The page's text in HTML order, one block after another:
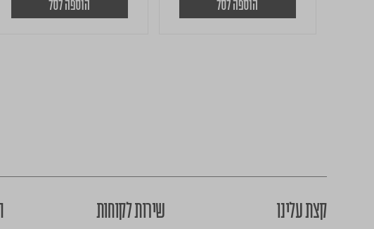
הוספה לסל הוספה לסל
קצת עלינו שירות לקוחות